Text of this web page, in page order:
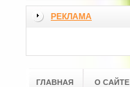
РЕКЛАМА
ГЛАВНАЯ О САЙТЕ